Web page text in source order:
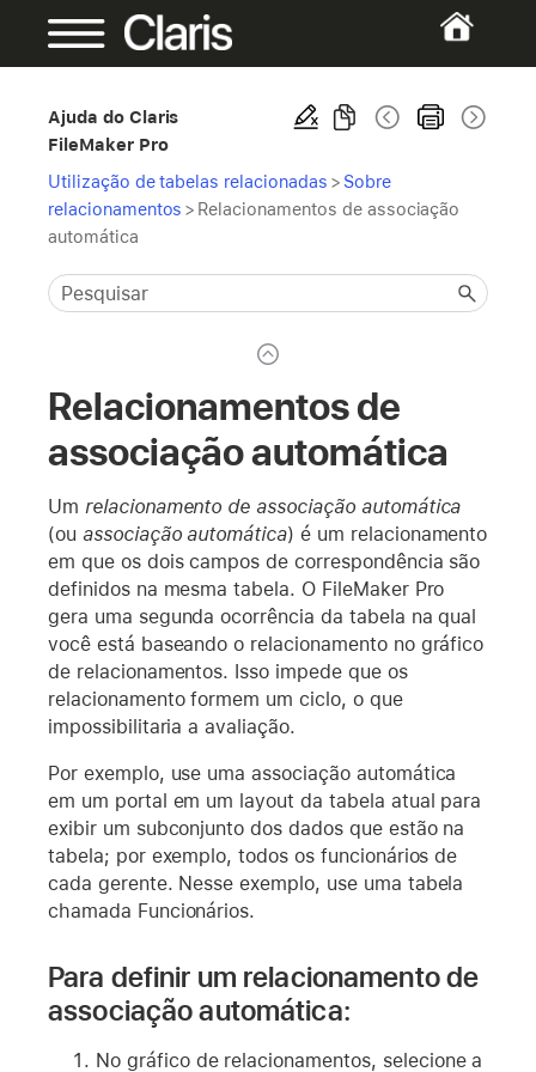
Ajuda do Claris
FileMaker Pro
Utilização de tabelas relacionadas > Sobre
relacionamentos > Relacionamentos de associação
automática
Relacionamentos de
associação automática
Um relacionamento de associação automática
(ou associação automática) é um relacionamento
em que os dois campos de correspondência são
definidos na mesma tabela. O FileMaker Pro
gera uma segunda ocorrência da tabela na qual
você está baseando o relacionamento no gráfico
de relacionamentos. Isso impede que os
relacionamento formem um ciclo, o que
impossibilitaria a avaliação.
Por exemplo, use uma associação automática
em um portal em um layout da tabela atual para
exibir um subconjunto dos dados que estão na
tabela; por exemplo, todos os funcionários de
cada gerente. Nesse exemplo, use uma tabela
chamada Funcionários.
Para definir um relacionamento de
associação automática:
No gráfico de relacionamentos, selecione a